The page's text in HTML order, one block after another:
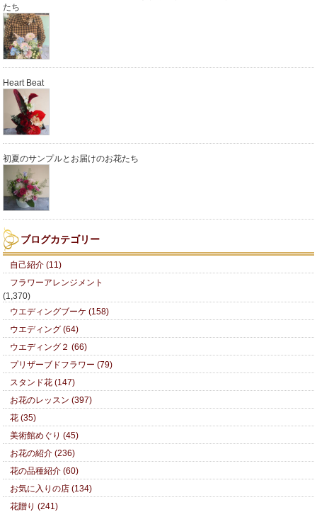
たち
Heart Beat
初夏のサンプルとお届けのお花たち
ブログカテゴリー
自己紹介 (11)
フラワーアレンジメント
(1,370)
ウエディングブーケ (158)
ウエディング (64)
ウエディング２ (66)
プリザーブドフラワー (79)
スタンド花 (147)
お花のレッスン (397)
花 (35)
美術館めぐり (45)
お花の紹介 (236)
花の品種紹介 (60)
お気に入りの店 (134)
花贈り (241)